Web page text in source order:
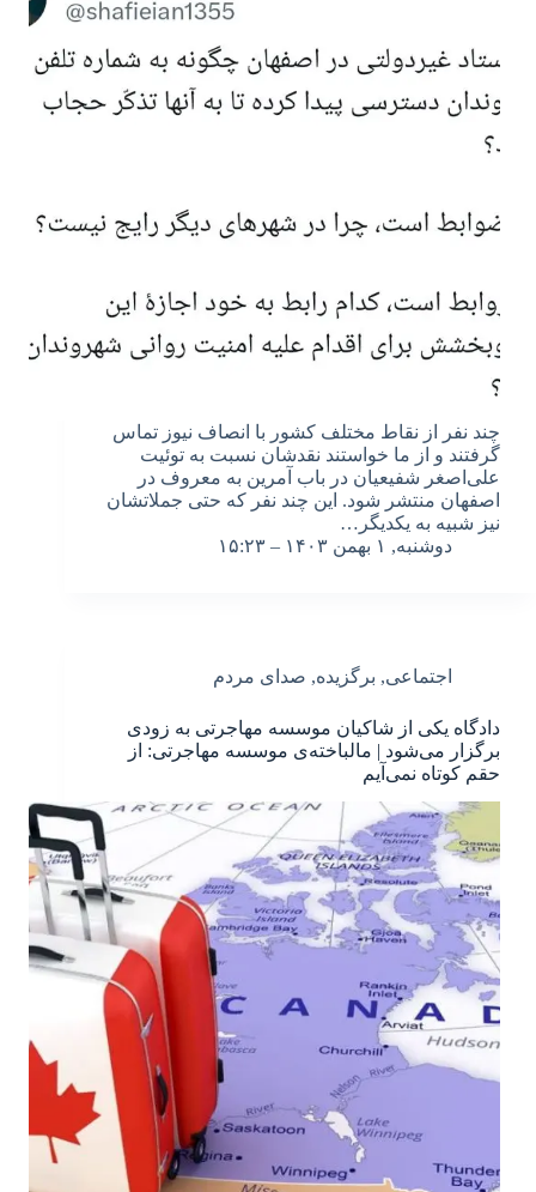
چند نفر از نقاط مختلف کشور با انصاف نیوز تماس
گرفتند و از ما خواستند نقدشان نسبت به توئیت
علی‌اصغر شفیعیان در باب آمرین به معروف در
اصفهان منتشر شود. این چند نفر که حتی جملاتشان
نیز شبیه به یکدیگر…
دوشنبه, ۱ بهمن ۱۴۰۳ – ۱۵:۲۳
اجتماعی, برگزیده, صدای مردم
دادگاه یکی از شاکیان موسسه مهاجرتی به زودی
برگزار می‌شود | مالباخته‌ی موسسه مهاجرتی: از
حقم کوتاه نمی‌آیم